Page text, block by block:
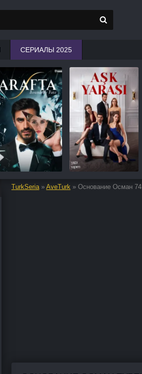
TurkSeria» AveTurk » Основание Осман
СЕРИАЛЫ 2025